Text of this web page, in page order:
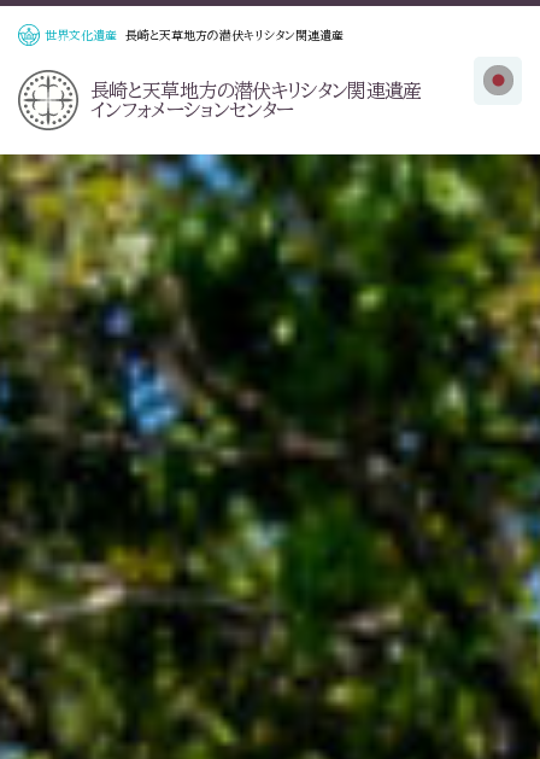
世界文化遺産 長崎と天草地方の潜伏キリシタン関連遺産
長崎と天草地方の潜伏キリシタン関連遺産
インフォメーションセンター